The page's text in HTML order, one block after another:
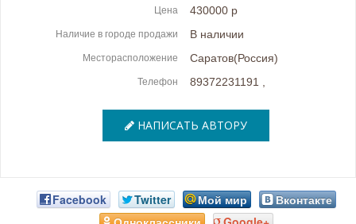
Цена
Наличие в городе продажи
Месторасположение
Телефон
430000 р
В наличии
Саратов(Россия)
89372231191 ,
НАПИСАТЬ АВТОРУ
Facebook Twitter Мой мир
Вконтакте